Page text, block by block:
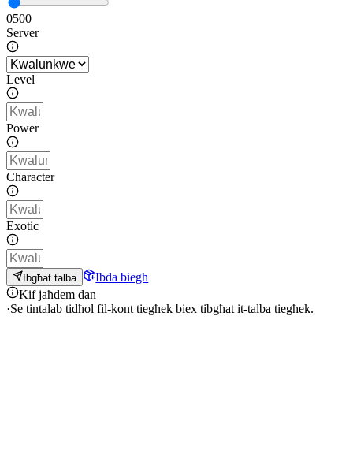
0500
Server
Level
Power
Character
Exotic
Ibgħat talba
Ibda biegħ
Kif jaħdem dan
·Se tintalab tidħol fil-kont tiegħek biex tibgħat it-talba tiegħek.